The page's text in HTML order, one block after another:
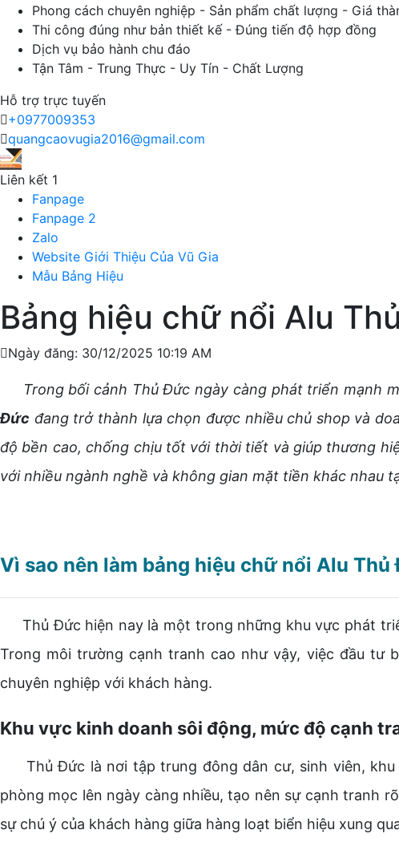
Phong cách chuyên nghiệp - Sản phẩm chất lượng - Giá
Thi công đúng như bản thiết kế - Đúng tiến độ hợp đồng
Dịch vụ bảo hành chu đáo
Tận Tâm - Trung Thực - Uy Tín - Chất Lượng
Hỗ trợ trực tuyến
+0977009353
quangcaovugia2016@gmail.com
Liên kết 1
Fanpage
Fanpage 2
Zalo
Website Giới Thiệu Của Vũ Gia
Mẫu Bảng Hiệu
Bảng hiệu chữ nổi Alu
Ngày đăng: 30/12/2025 10:19 AM
Trong bối cảnh Thủ Đức ngày càng phát triển mạnh
Đức đang trở thành lựa chọn được nhiều chủ shop và
độ bền cao, chống chịu tốt với thời tiết và giúp thương
với nhiều ngành nghề và không gian mặt tiền khác nhau
Vì sao nên làm bảng hiệu chữ nổi Alu Thủ
Thủ Đức hiện nay là một trong những khu vực phát
Trong môi trường cạnh tranh cao như vậy, việc đầu tư
chuyên nghiệp với khách hàng.
Khu vực kinh doanh sôi động, mức độ cạnh
Thủ Đức là nơi tập trung đông dân cư, sinh viên, khu
phòng mọc lên ngày càng nhiều, tạo nên sự cạnh tranh
sự chú ý của khách hàng giữa hàng loạt biển hiệu xung